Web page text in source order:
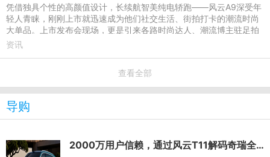
凭借独具个性的高颜值设计，长续航智美纯电轿跑——风云A9深受年
轻人青睐，刚刚上市就迅速成为他们社交生活、街拍打卡的潮流时尚
大单品。上市发布会现场，更是引来各路时尚达人、潮流博主驻足拍
摄，随手产出氛围感人
资讯
查看全部
导购
2000万用户信赖，通过风云T11解码奇瑞全球标准造车实力